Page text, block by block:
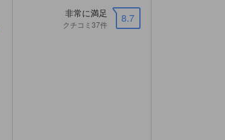
8.7
非常に満足
クチコミ37件